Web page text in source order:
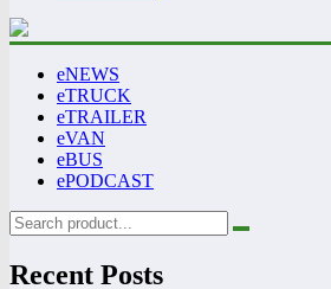
eNEWS
eTRUCK
eTRAILER
eVAN
eBUS
ePODCAST
Recent Posts